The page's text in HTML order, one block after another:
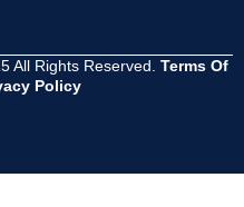
All Rights Reserved. Terms Of
Policy